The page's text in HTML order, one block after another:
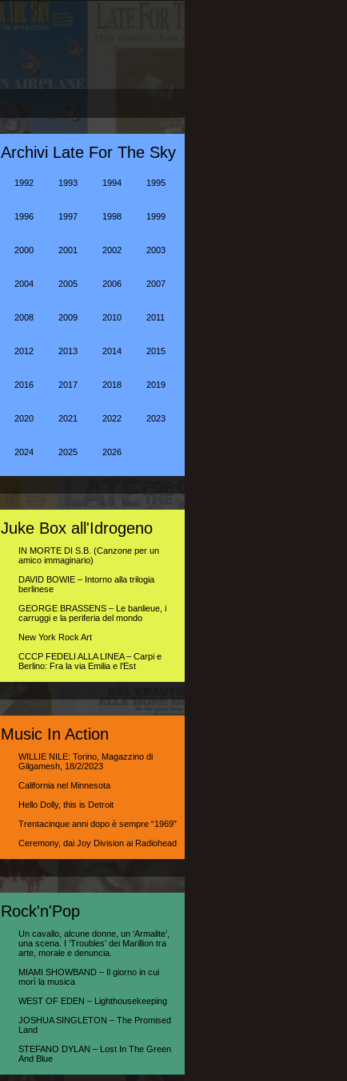
Archivi Late For The Sky
1992 1993 1994 1995
1996 1997 1998 1999
2000 2001 2002 2003
2004 2005 2006 2007
2008 2009 2010 2011
2012 2013 2014 2015
2016 2017 2018 2019
2020 2021 2022 2023
2024 2025 2026
Juke Box all'Idrogeno
IN MORTE DI S.B. (Canzone per un
amico immaginario)
DAVID BOWIE – Intorno alla trilogia
berlinese
GEORGE BRASSENS – Le banlieue, i
carruggi e la periferia del mondo
New York Rock Art
CCCP FEDELI ALLA LINEA – Carpi e
Berlino: Fra la via Emilia e l’Est
Music In Action
WILLIE NILE: Torino, Magazzino di
Gilgamesh, 18/2/2023
California nel Minnesota
Hello Dolly, this is Detroit
Trentacinque anni dopo è sempre “1969″
Ceremony, dai Joy Division ai Radiohead
Rock'n'Pop
Un cavallo, alcune donne, un ‘Armalite’,
una scena. I ‘Troubles’ dei Marillion tra
arte, morale e denuncia.
MIAMI SHOWBAND – Il giorno in cui
morì la musica
WEST OF EDEN – Lighthousekeeping
JOSHUA SINGLETON – The Promised
Land
STEFANO DYLAN – Lost In The Green
And Blue